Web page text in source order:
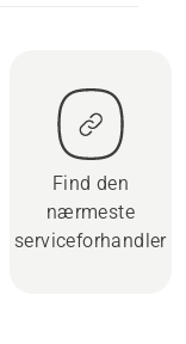
Find den
nærmeste
serviceforhandler